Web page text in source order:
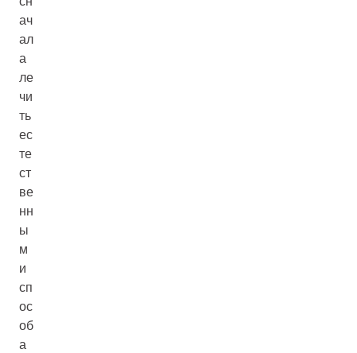
ач
ал
а
ле
чи
ть
ес
те
ст
ве
нн
ы
м
и
сп
ос
об
а